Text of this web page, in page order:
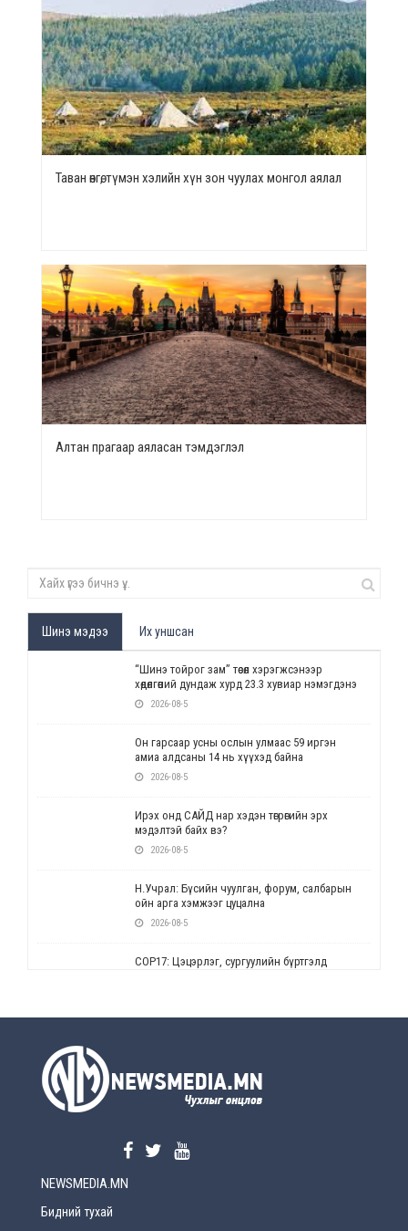
Таван өнгө, түмэн хэлийн хүн зон чуулах монгол аялал
Алтан прагаар аяласан тэмдэглэл
Шинэ мэдээ Их уншсан
“Шинэ тойрог зам” төсөл хэрэгжсэнээр
хөдөлгөөний дундаж хурд 23.3 хувиар нэмэгдэнэ
2026-08-5
Он гарсаар усны ослын улмаас 59 иргэн
амиа алдсаны 14 нь хүүхэд байна
2026-08-5
Ирэх онд САЙД нар хэдэн төгрөгийн эрх
мэдэлтэй байх вэ?
2026-08-5
Н.Учрал: Бүсийн чуулган, форум, салбарын
ойн арга хэмжээг цуцална
2026-08-5
СОР17: Цэцэрлэг, сургуулийн бүртгэлд
2026-08-5
2026-08-5
NEWSMEDIA.MN
Бидний тухай